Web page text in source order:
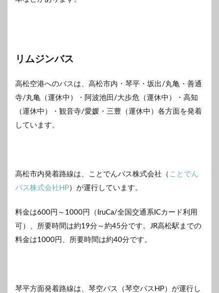
リムジンバス
高松空港へのバスは、高松市内・琴平・坂出/丸亀・善通
寺/丸亀（運休中）・阿波池田/大歩危（運休中）・高知
（運休中）・観音寺/愛媛・三豊（運休中）各方面を発着
しています。
高松市内発着路線は、ことでんバス株式会社（ ことでん
バス株式会社HP）が運行しています。
料金は600円～1000円（IruCa/全国交通系ICカード利用
可）、所要時間は約19分～約45分です。JR高松駅までの
料金は1000円、所要時間は約40分です。
琴平方面発着路線は、琴空バス（琴空バスHP）が運行し